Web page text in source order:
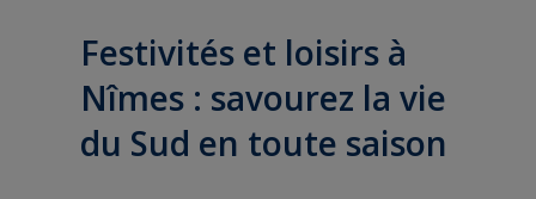
Festivités et loisirs à
Nîmes : savourez la vie
du Sud en toute saison